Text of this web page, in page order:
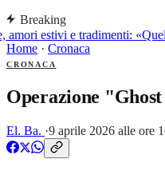
Breaking
estivi e tradimenti:
Home · Cronaca
CRONACA
Operazione
El. Ba. ·9 aprile 2026 alle ore